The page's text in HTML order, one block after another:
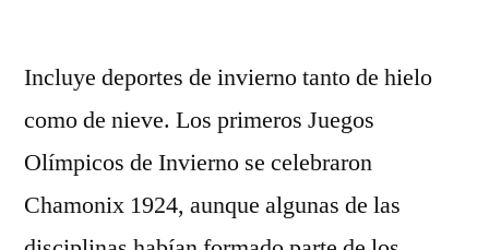
Incluye deportes de invierno tanto de hielo
como de nieve. Los primeros Juegos
Olímpicos de Invierno se celebraron
Chamonix 1924, aunque algunas de las